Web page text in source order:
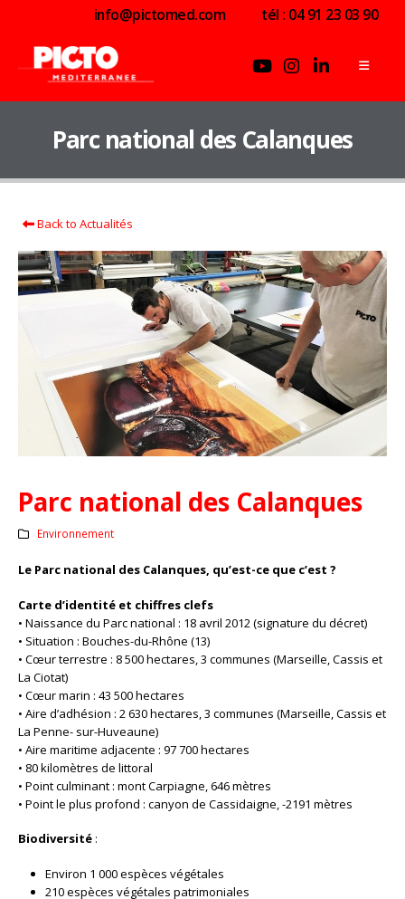
info@pictomed.com tél : 04 91 23 03 90
Parc national des Calanques
Back to Actualités
Parc national des Calanques
Environnement
Le Parc national des Calanques, qu’est-ce que c’est ?
Carte d’identité et chiffres clefs
• Naissance du Parc national : 18 avril 2012 (signature du décret)
• Situation : Bouches-du-Rhône (13)
• Cœur terrestre : 8 500 hectares, 3 communes (Marseille, Cassis et
La Ciotat)
• Cœur marin : 43 500 hectares
• Aire d’adhésion : 2 630 hectares, 3 communes (Marseille, Cassis et
La Penne- sur-Huveaune)
• Aire maritime adjacente : 97 700 hectares
• 80 kilomètres de littoral
• Point culminant : mont Carpiagne, 646 mètres
• Point le plus profond : canyon de Cassidaigne, -2191 mètres
Biodiversité :
Environ 1 000 espèces végétales
210 espèces végétales patrimoniales